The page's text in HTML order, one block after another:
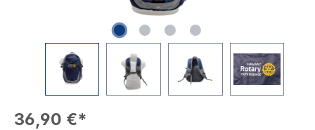
36,90 €*